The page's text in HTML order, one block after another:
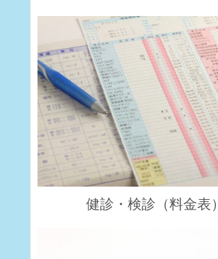
健診・検診（料金表）